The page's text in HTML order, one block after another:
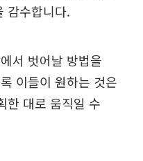
감수합니다.
서 벗어날 방법을
이들이 원하는 것은
한 대로 움직일 수